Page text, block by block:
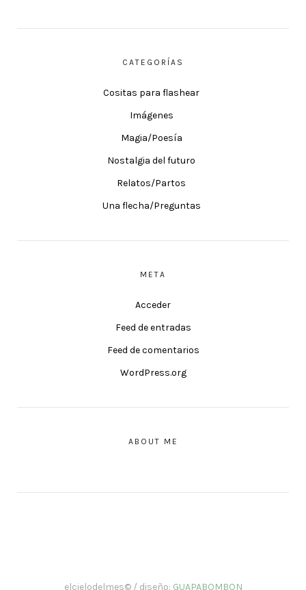
CATEGORÍAS
Cositas para flashear
Imágenes
Magia/Poesía
Nostalgia del futuro
Relatos/Partos
Una flecha/Preguntas
META
Acceder
Feed de entradas
Feed de comentarios
WordPress.org
ABOUT ME
elcielodelmes© / diseño: GUAPABOMBON